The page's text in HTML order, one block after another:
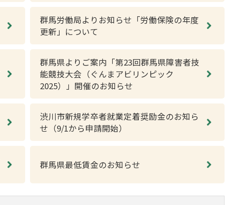
群馬労働局よりお知らせ「労働保険の年度
更新」について
群馬県よりご案内「第23回群馬県障害者技
能競技大会（ぐんまアビリンピック
2025）」開催のお知らせ
渋川市新規学卒者就業定着奨励金のお知ら
せ（9/1から申請開始）
群馬県最低賃金のお知らせ